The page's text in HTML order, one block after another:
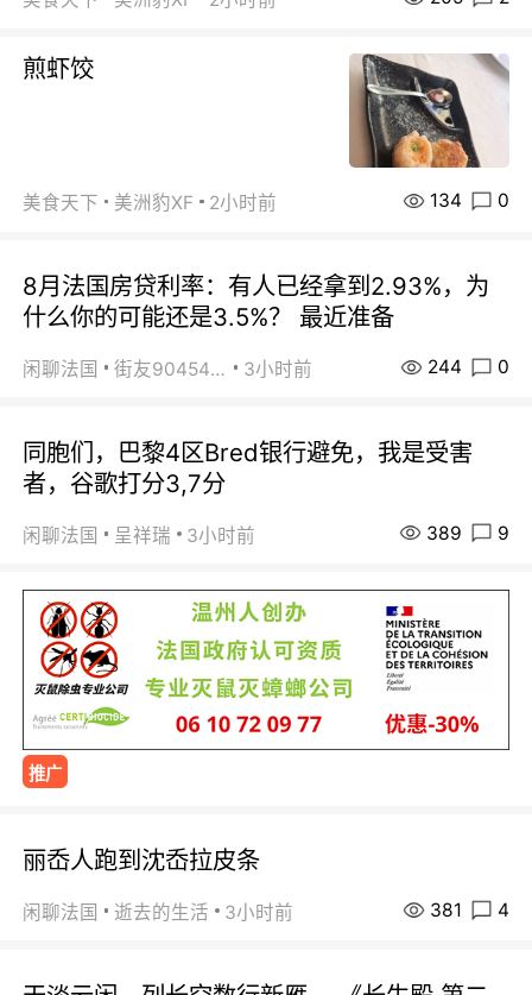
煎虾饺
美食天下 美洲豹XF 2小时前 134 0
8月法国房贷利率：有人已经拿到2.93%，为
什么你的可能还是3.5%？ 最近准备
闲聊法国 街友90454511 3小时前 244 0
同胞们，巴黎4区Bred银行避免，我是受害
者，谷歌打分3,7分
闲聊法国 呈祥瑞 3小时前 389 9
推广
丽岙人跑到沈岙拉皮条
闲聊法国 逝去的生活 3小时前 381 4